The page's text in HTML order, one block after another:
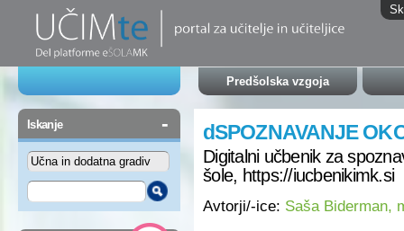
Predšolska vzgoja
Iskanje - dSPOZNAVANJE
Digitalni učbenik za
šole, https://iucbenikimk.si
Avtorji/-ice: Saša Biderman,